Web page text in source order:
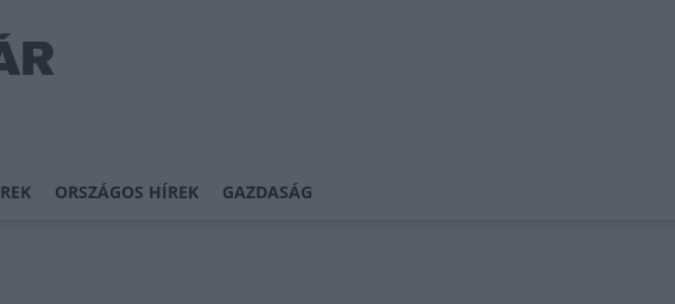
ORSZÁGOS HÍREK GAZDASÁG